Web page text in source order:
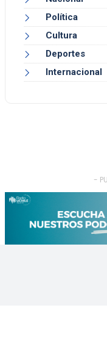
Política
Cultura
Deportes
Internacional
-